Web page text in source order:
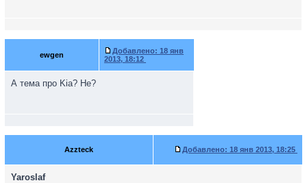
ewgen Добавлено: 18 янв
2013, 18:12
А тема про Kia? Не?
Azzteck Добавлено: 18 янв 2013, 18:25
Yaroslaf